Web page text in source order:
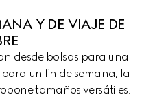
Y DE VIAJE DE
desde bolsas para una
un fin de semana, la
tamaños versátiles.